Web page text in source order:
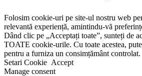
Folosim cookie-uri pe site-ul nostru web
relevantă experiență, amintindu-vă
Dând clic pe „Acceptați toate”, sunteți de
TOATE cookie-urile. Cu toate acestea,
pentru a furniza un consimțământ controlat.
Setari Cookie Accept
Manage consent